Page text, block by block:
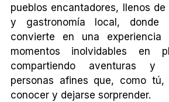
pueblos encantadores, llenos
y gastronomía local, donde
convierte en una experiencia
momentos inolvidables en
compartiendo aventuras y
personas afines que, como tú,
conocer y dejarse sorprender.